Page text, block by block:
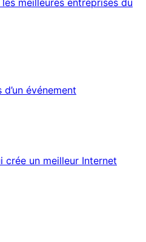
événement
crée un meilleur Internet